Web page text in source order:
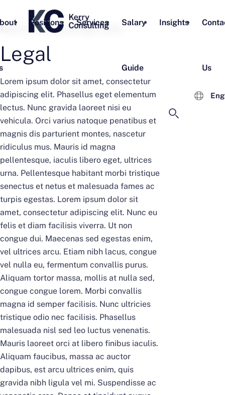
Positions Services Salary
Guide
Insights
Us
KerryConsulting.com​
Legal
Lorem ipsum dolor sit amet, consectetur
adipiscing elit. Phasellus eget elementum
lectus. Nunc gravida laoreet nisi eu
vehicula. Orci varius natoque penatibus et
magnis dis parturient montes, nascetur
ridiculus mus. Mauris id magna
pellentesque, iaculis libero eget, ultrices
urna. Pellentesque habitant morbi tristique
senectus et netus et malesuada fames ac
turpis egestas. Lorem ipsum dolor sit
amet, consectetur adipiscing elit. Nunc eu
felis et diam facilisis viverra. Ut non
congue dui. Maecenas sed egestas enim,
vel ultrices arcu. Etiam nibh lacus, congue
vel nulla eu, fermentum convallis purus.
Aliquam tortor massa, mollis at nulla sed,
congue congue lorem. Morbi convallis
magna id semper facilisis. Nunc ultricies
tristique odio nec facilisis. Phasellus
malesuada nisl sed leo luctus venenatis.
Mauris laoreet orci at libero finibus iaculis.
Aliquam faucibus, massa ac auctor
dapibus, est arcu ultrices enim, quis
gravida nibh ligula vel mi. Suspendisse ac